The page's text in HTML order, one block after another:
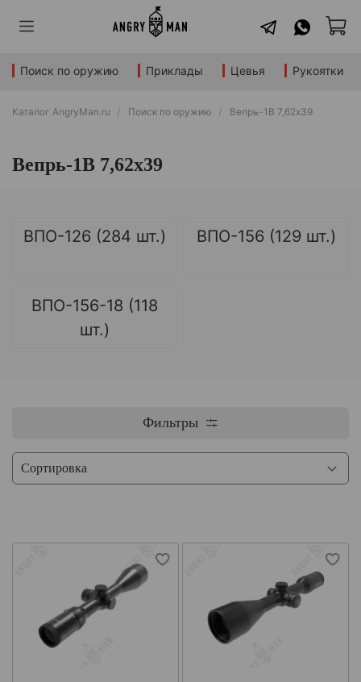
Поиск по оружию Приклады Цевья Рукоятки
Каталог AngryMan.ru Поиск по оружию Вепрь-1В 7,62x39
Вепрь-1В 7,62x39
ВПО-126 (284 шт.) ВПО-156 (129 шт.)
ВПО-156-18 (118
шт.)
Фильтры